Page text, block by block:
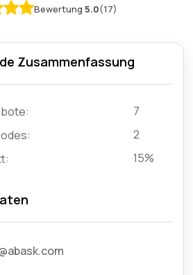
Bewertung 5.0(17)
Zusammenfassung
7
2
15%